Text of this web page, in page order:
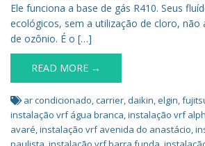
Ele funciona a base de gás R410. Seus
ecológicos, sem a utilização de cloro, não
de ozônio. É o […]
READ MORE →
ar condicionado,carrier,daikin,elgin,
instalação vrf água branca,instalação vrf
avaré,instalação vrf avenida do anastácio,